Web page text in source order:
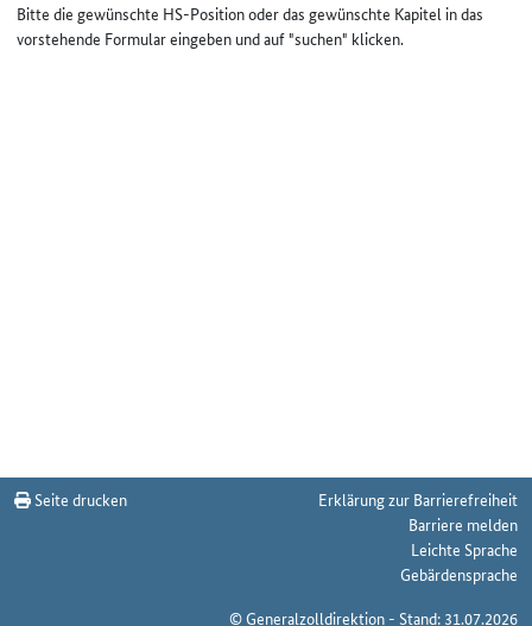
Bitte die gewünschte HS-Position oder das gewünschte Kapitel in das
vorstehende Formular eingeben und auf "suchen" klicken.
Seite drucken
Erklärung zur Barrierefreiheit
Barriere melden
Leichte Sprache
Gebärdensprache
© Generalzolldirektion - Stand: 31.07.2026